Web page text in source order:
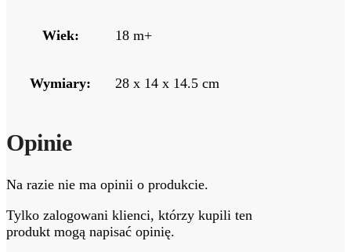
Wiek: 18 m+
Wymiary: 28 x 14 x 14.5 cm
Opinie
Na razie nie ma opinii o produkcie.
Tylko zalogowani klienci, którzy kupili ten
produkt mogą napisać opinię.